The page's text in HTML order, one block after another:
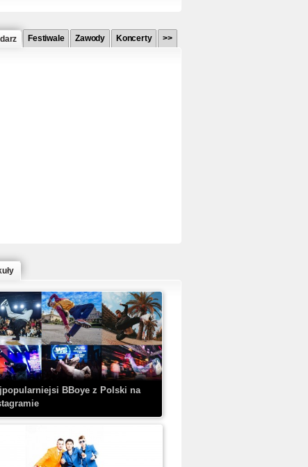
w najnowszym klipie: HRYPA
z walizką
& SIR MICH - KICKDOWN /
Festiwale Zawody Koncerty >>
BBoye z Polski na